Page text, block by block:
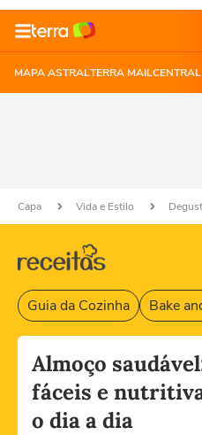
MAPA ASTRALTERRA MAIL
Capa Vida e Estilo
Guia da Cozinha Bake
Almoço
fáceis e
o dia a dia